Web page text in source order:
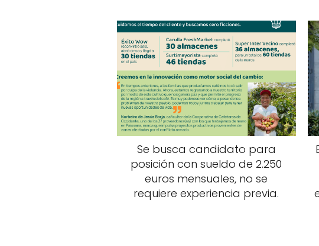
Se busca candidato para
posición con sueldo de 2.250
euros mensuales, no se
requiere experiencia previa.